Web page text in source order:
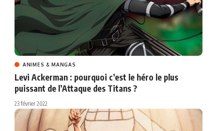
ANIMES & MANGAS
Levi Ackerman : pourquoi c’est le héro le plus
puissant de l’Attaque des Titans ?
23 février 2022